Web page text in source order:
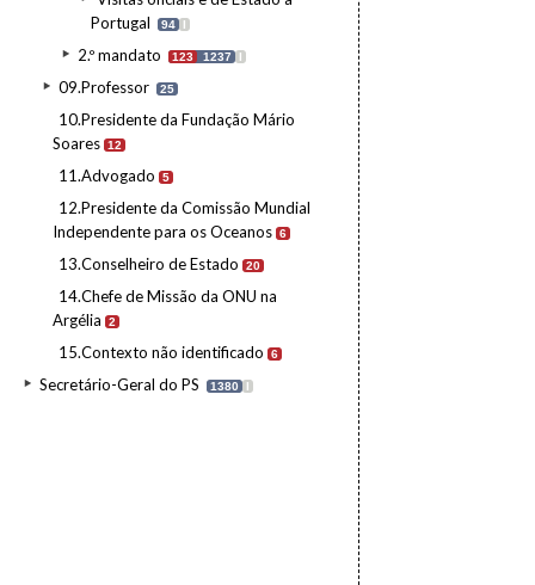
Portugal
94 I
2.º mandato 123 1237 I
09.Professor 25
10.Presidente da Fundação Mário
Soares 12
11.Advogado 5
12.Presidente da Comissão Mundial
Independente para os Oceanos 6
13.Conselheiro de Estado 20
14.Chefe de Missão da ONU na
Argélia
2
15.Contexto não identificado 6
Secretário-Geral do PS 1380 I